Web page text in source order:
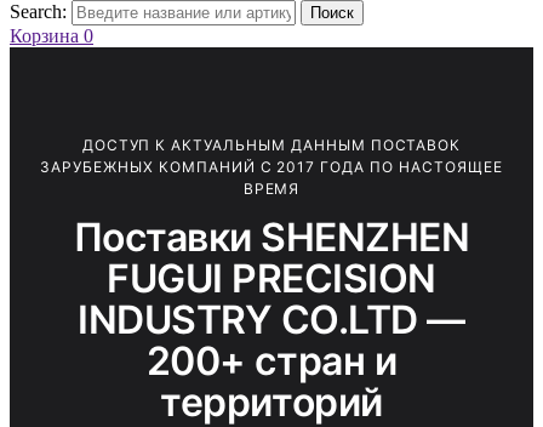
Search:
Поиск
Корзина 0
ДОСТУП К АКТУАЛЬНЫМ ДАННЫМ ПОСТАВОК
ЗАРУБЕЖНЫХ КОМПАНИЙ С 2017 ГОДА ПО НАСТОЯЩЕЕ
ВРЕМЯ
Поставки SHENZHEN
FUGUI PRECISION
INDUSTRY CO.LTD —
200+ стран и
территорий